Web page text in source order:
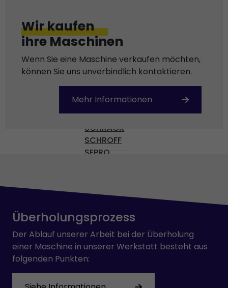
OMR 100
OMRON
PARVEX
PHILIPS
REXROTH
SAFEMASTER
SCHRACK
SCHROFF
SEPRO
SMB
STÄUBLI
TEMP AG
VICKERS
VOGEL
VOITH
Wir kaufen
ihre Maschinen
Wenn Sie eine Maschine verkaufen möchten,
können Sie uns unverbindlich kontaktieren.
Mehr Informationen
Überholungsprozess
Der Ablauf unserer Arbeit bei der Überholung
einer Maschine in unserer Werkstatt besteht aus
folgenden Punkten: